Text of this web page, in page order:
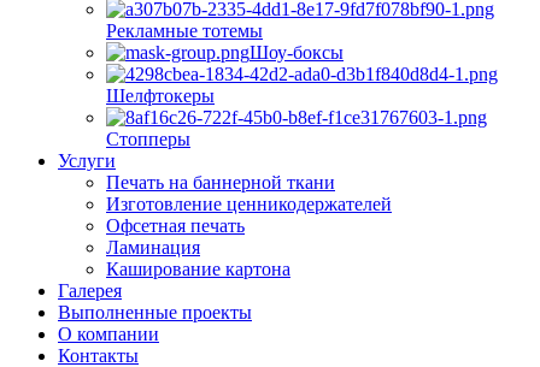
Рекламные тотемы
Шоу-боксы
Шелфтокеры
Стопперы
Услуги
Печать на баннерной ткани
Изготовление ценникодержателей
Офсетная печать
Ламинация
Каширование картона
Галерея
Выполненные проекты
О компании
Контакты